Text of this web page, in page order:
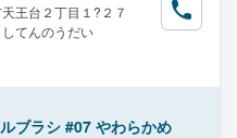
王台２丁目１?２７
てんのうだい
ブラシ #07 やわらかめ